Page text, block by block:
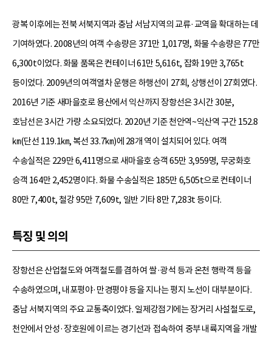
광복 이후에는 전북 서북지역과 충남 서남지역의 교류·교역을 확대하는 데
기여하였다. 2008년의 여객 수송량은 371만 1,017명, 화물 수송량은 77만
6,300t이었다. 화물 품목은 컨테이너 61만 5,616t, 잡화 19만 3,765t
등이었다. 2009년의 여객열차 운행은 하행선이 27회, 상행선이 27회였다.
2016년 기준 새마을호로 용산에서 익산까지 장항선은 3시간 30분,
호남선은 3시간 가량 소요되었다. 2020년 기준 천안역~익산역 구간 152.8
㎞(단선 119.1㎞, 복선 33.7㎞)에 28개 역이 설치되어 있다. 여객
수송실적은 229만 6,411명으로 새마을호 승객 65만 3,959명, 무궁화호
승객 164만 2,452명이다. 화물 수송실적은 185만 6,505t으로 컨테이너
80만 7,400t, 철강 95만 7,609t, 일반 기타 8만 7,283t 등이다.
특징 및 의의
장항선은 산업철도와 여객철도를 겸하여 쌀·광석 등과 온천 행락객 등을
수송하였으며, 내포평야·만경평야 등을 지나는 평지 노선이 대부분이다.
충남 서북지역의 주요 교통축이었다. 일제강점기에는 장거리 사설철도로,
천안에서 안성·장호원에 이르는 경기선과 접속하여 중부 내륙지역을 개발